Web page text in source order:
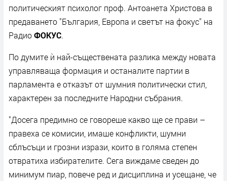
политическият психолог проф. Антоанета Христова в
предаването "България, Европа и светът на фокус" на
РадиоФОКУС.
По думите ѝ най-съществената разлика между новата
управляваща формация и останалите партии в
парламента е отказът от шумния политически стил,
характерен за последните Народни събрания.
"Досега предимно се говореше какво ще се прави –
правеха се комисии, имаше конфликти, шумни
сблъсъци и грозни изрази, които в голяма степен
отвратиха избирателите. Сега виждаме сведен до
минимум пиар, повече ред и дисциплина и усещане, че